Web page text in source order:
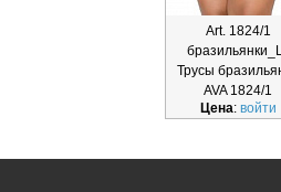
Art. 1824/1
Трусы
AVA 1824/1
бразильянки_Lx
Цена: войти